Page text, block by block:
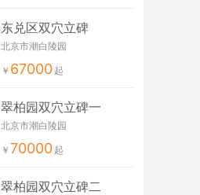
东兑区双穴立碑
北京市潮白陵园
67000
翠柏园双穴立碑一
北京市潮白陵园
70000
翠柏园双穴立碑二